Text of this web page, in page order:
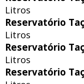
Litros
Reservatório
Litros
Reservatório
Litros
Reservatório